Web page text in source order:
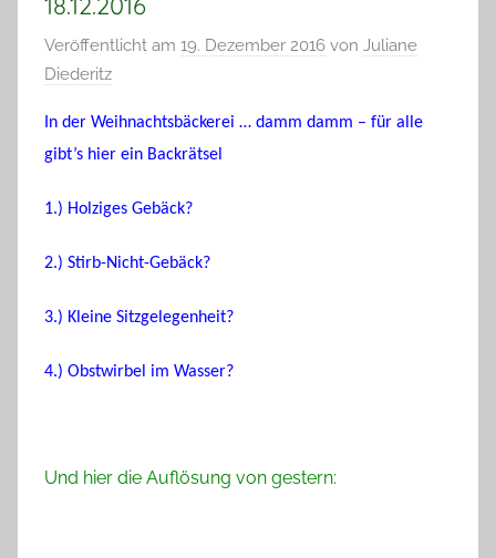
Veröffentlicht am 19. Dezember 2016 von Juliane
Diederitz
In der Weihnachtsbäckerei … damm damm – für alle
gibt’s hier ein Backrätsel
1.) Holziges Gebäck?
2.) Stirb-Nicht-Gebäck?
3.) Kleine Sitzgelegenheit?
4.) Obstwirbel im Wasser?
Und hier die Auflösung von gestern: